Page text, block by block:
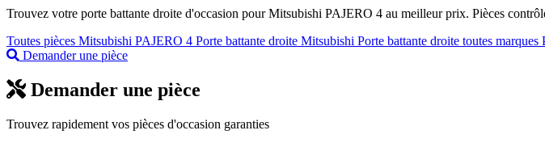
Trouvez votre porte battante droite d'occasion pour Mitsubishi PAJERO 4 au meilleur prix. Pièces
Toutes pièces Mitsubishi PAJERO 4 Porte battante droite Mitsubishi Porte battante droite toutes marques
Demander une pièce
Demander une pièce
Trouvez rapidement vos pièces d'occasion garanties